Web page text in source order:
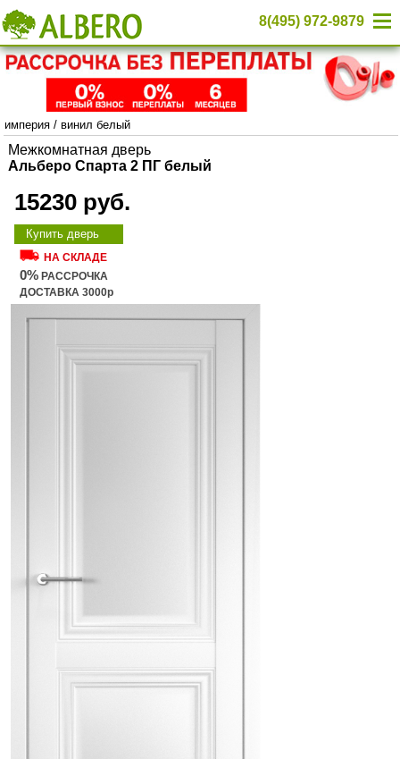
8(495) 972-9879
империя / винил белый
Межкомнатная дверь
Альберо Спарта 2 ПГ белый
15230 руб.
Купить дверь
НА СКЛАДЕ
0% РАССРОЧКА
ДОСТАВКА 3000р